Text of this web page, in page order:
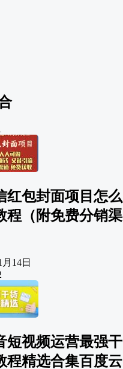
红包封面项目怎么
程（附免费分销渠
14日
短视频运营最强干
程精选合集百度云